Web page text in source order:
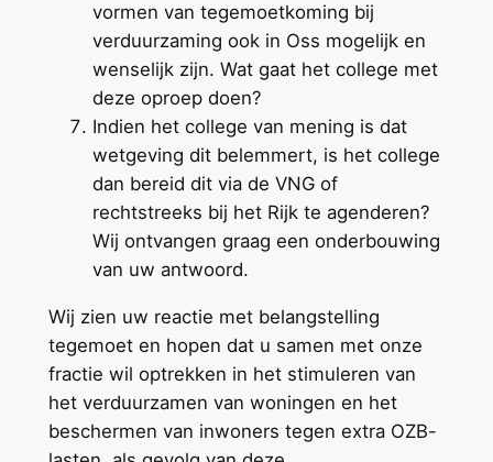
vormen van tegemoetkoming bij
verduurzaming ook in Oss mogelijk en
wenselijk zijn. Wat gaat het college met
deze oproep doen?
Indien het college van mening is dat
wetgeving dit belemmert, is het college
dan bereid dit via de VNG of
rechtstreeks bij het Rijk te agenderen?
Wij ontvangen graag een onderbouwing
van uw antwoord.
Wij zien uw reactie met belangstelling
tegemoet en hopen dat u samen met onze
fractie wil optrekken in het stimuleren van
het verduurzamen van woningen en het
beschermen van inwoners tegen extra OZB-